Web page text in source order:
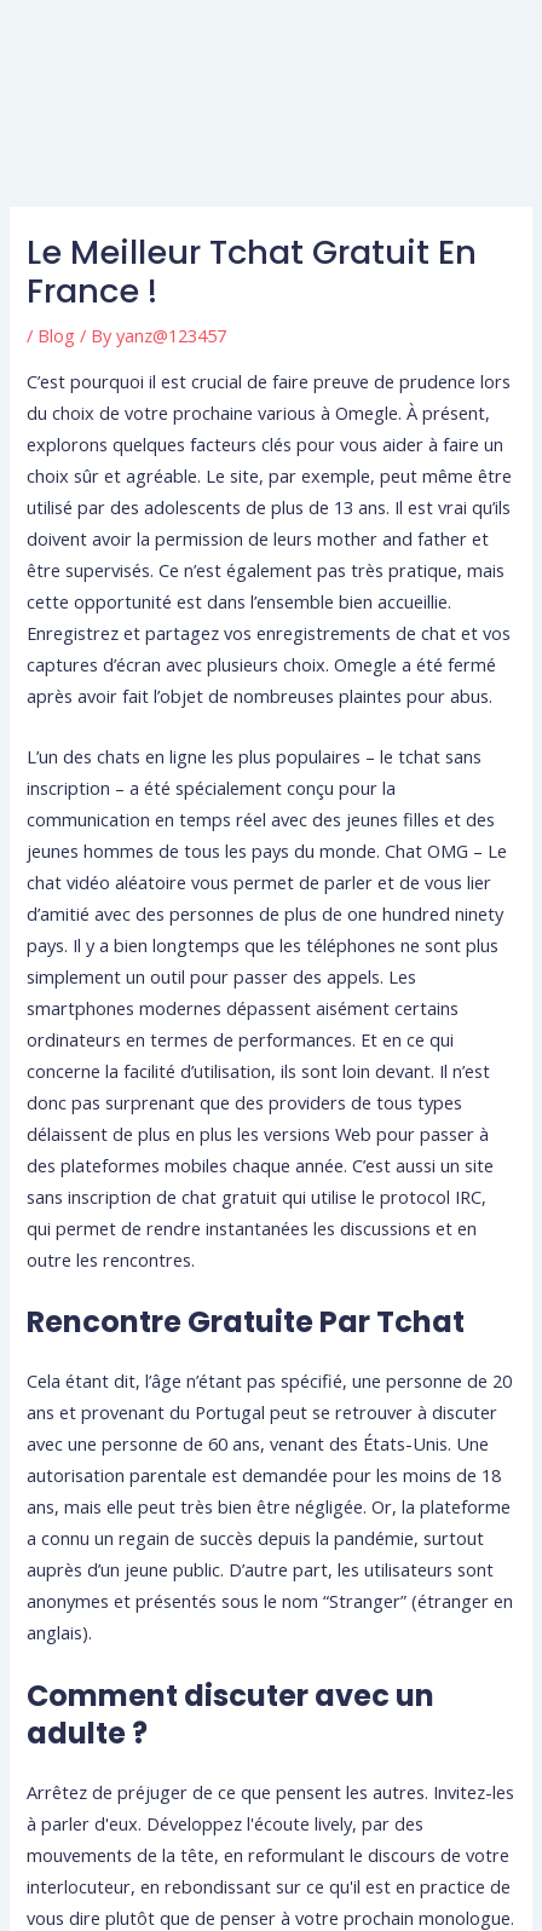
Le Meilleur Tchat Gratuit En
France !
/ Blog / Byyanz@123457
C’est pourquoi il est crucial de faire preuve de prudence lors
du choix de votre prochaine various à Omegle. À présent,
explorons quelques facteurs clés pour vous aider à faire un
choix sûr et agréable. Le site, par exemple, peut même être
utilisé par des adolescents de plus de 13 ans. Il est vrai qu’ils
doivent avoir la permission de leurs mother and father et
être supervisés. Ce n’est également pas très pratique, mais
cette opportunité est dans l’ensemble bien accueillie.
Enregistrez et partagez vos enregistrements de chat et vos
captures d’écran avec plusieurs choix. Omegle a été fermé
après avoir fait l’objet de nombreuses plaintes pour abus.
L’un des chats en ligne les plus populaires – le tchat sans
inscription – a été spécialement conçu pour la
communication en temps réel avec des jeunes filles et des
jeunes hommes de tous les pays du monde. Chat OMG – Le
chat vidéo aléatoire vous permet de parler et de vous lier
d’amitié avec des personnes de plus de one hundred ninety
pays. Il y a bien longtemps que les téléphones ne sont plus
simplement un outil pour passer des appels. Les
smartphones modernes dépassent aisément certains
ordinateurs en termes de performances. Et en ce qui
concerne la facilité d’utilisation, ils sont loin devant. Il n’est
donc pas surprenant que des providers de tous types
délaissent de plus en plus les versions Web pour passer à
des plateformes mobiles chaque année. C’est aussi un site
sans inscription de chat gratuit qui utilise le protocol IRC,
qui permet de rendre instantanées les discussions et en
outre les rencontres.
Rencontre Gratuite Par Tchat
Cela étant dit, l’âge n’étant pas spécifié, une personne de 20
ans et provenant du Portugal peut se retrouver à discuter
avec une personne de 60 ans, venant des États-Unis. Une
autorisation parentale est demandée pour les moins de 18
ans, mais elle peut très bien être négligée. Or, la plateforme
a connu un regain de succès depuis la pandémie, surtout
auprès d’un jeune public. D’autre part, les utilisateurs sont
anonymes et présentés sous le nom “Stranger” (étranger en
anglais).
Comment discuter avec un
adulte ?
Arrêtez de préjuger de ce que pensent les autres. Invitez-les
à parler d'eux. Développez l'écoute lively, par des
mouvements de la tête, en reformulant le discours de votre
interlocuteur, en rebondissant sur ce qu'il est en practice de
vous dire plutôt que de penser à votre prochain monologue.